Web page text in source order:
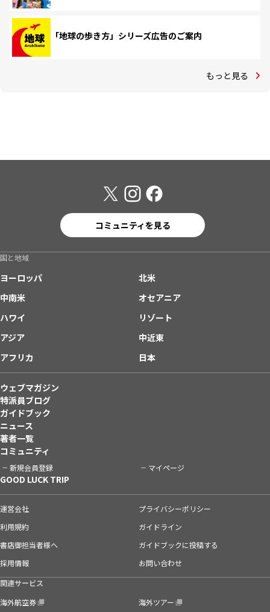
「地球の歩き方」シリーズ広告のご案内
もっと見る
コミュニティを見る
国と地域
ヨーロッパ
北米
中南米
オセアニア
ハワイ
リゾート
アジア
中近東
アフリカ
日本
ウェブマガジン
特派員ブログ
ガイドブック
ニュース
著者一覧
コミュニティ
新規会員登録 マイページ
GOOD LUCK TRIP
運営会社
プライバシーポリシー
利用規約
ガイドライン
書店御担当者様へ
ガイドブックに投稿する
採用情報
お問い合わせ
関連サービス
海外航空券
海外ツアー